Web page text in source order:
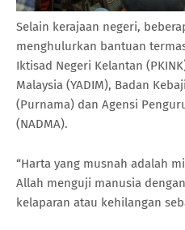
Selain kerajaan negeri,
menghulurkan bantuan
Iktisad Negeri Kelantan
Malaysia (YADIM), Badan
(Purnama) dan Agensi
(NADMA).
“Harta yang musnah adalah
Allah menguji manusia
kelaparan atau kehilangan